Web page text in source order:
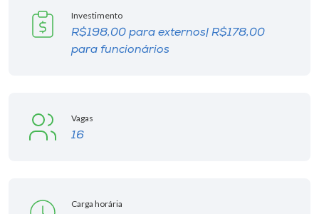
Investimento
R$198,00 para externos| R$178,00
para funcionários
Vagas
16
Carga horária